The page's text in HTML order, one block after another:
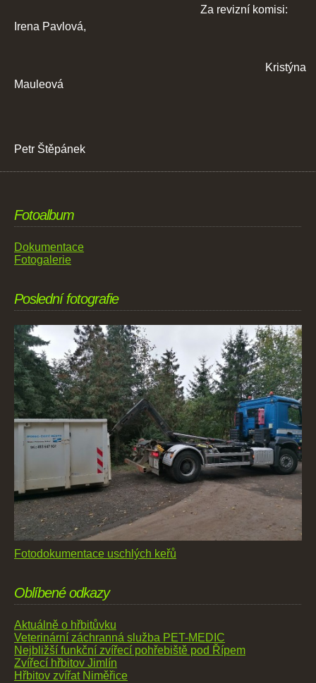
Za revizní komisi:
Irena Pavlová,
Kristýna
Mauleová
Petr Štěpánek
Fotoalbum
Dokumentace
Fotogalerie
Poslední fotografie
Fotodokumentace uschlých keřů
Oblíbené odkazy
Aktuálně o hřbitůvku
Veterinární záchranná služba PET-MEDIC
Nejbližší funkční zvířecí pohřebiště pod Řípem
Zvířecí hřbitov Jimlín
Hřbitov zvířat Niměřice